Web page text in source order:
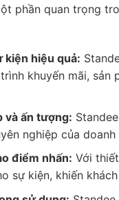
phần quan trọng
kiện hiệu quả:
khuyến mãi,
và ấn tượng:
nghiệp của
điểm nhấn: Với
sự kiện, khiến